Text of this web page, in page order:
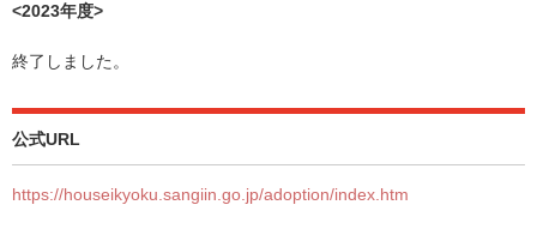
<2023年度>
終了しました。
公式URL
https://houseikyoku.sangiin.go.jp/adoption/index.htm